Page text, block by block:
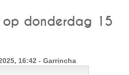
op donderdag 15
16:42 - Garrincha